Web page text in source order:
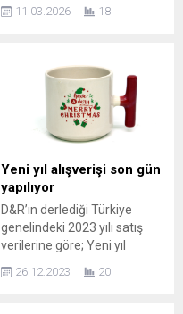
açıklama yapan ÇYDD
Çağdaş Yaşamı Destekleme
Derneği Alanya Şubesi
Gençlik Birimimizden lise
öğrencilerimiz, “Emeğin
Gücü, Çağdaşlığın Işığı”
temalı 8 Mart Dünya Emekçi
Kadınlar...
11.03.2026 18
Yeni yıl alışverişi son gün
yapılıyor
D&R’ın derlediği Türkiye
genelindeki 2023 yılı satış
verilerine göre; Yeni yıl
Oyuncaktan kitaba,
26.12.2023 20